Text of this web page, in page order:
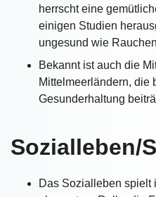
herrscht eine
einigen Studien
ungesund wie Rauchen
Bekannt ist auch die
Mittelmeerländern, die
Gesunderhaltung
Sozialleben/
Das Sozialleben spielt